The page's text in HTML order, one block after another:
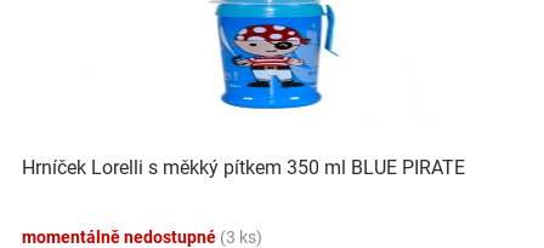
Blog
Hračkářství
Hrníček Lorelli s měkký pítkem 350 ml BLUE PIRATE
momentálně nedostupné (3 ks)